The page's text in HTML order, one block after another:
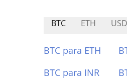
BTC ETH
BTC para ETH
BTC para INR